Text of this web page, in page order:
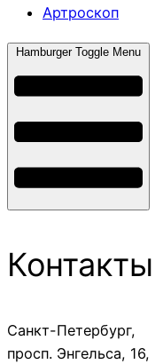
Артроскоп
Hamburger Toggle Menu
Контакты
Санкт-Петербург,
просп. Энгельса, 16,